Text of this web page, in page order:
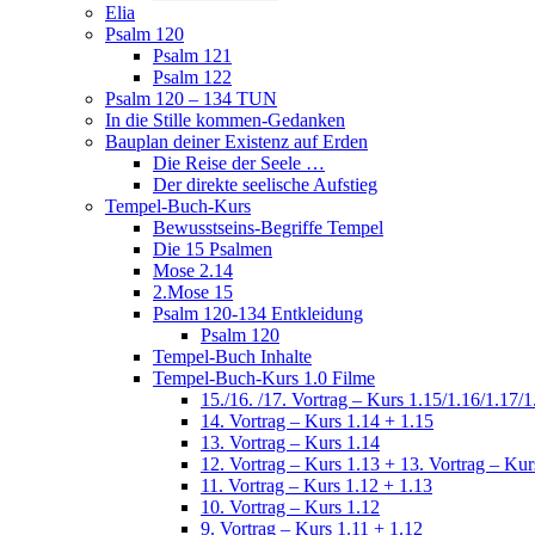
Elia
Psalm 120
Psalm 121
Psalm 122
Psalm 120 – 134 TUN
In die Stille kommen-Gedanken
Bauplan deiner Existenz auf Erden
Die Reise der Seele …
Der direkte seelische Aufstieg
Tempel-Buch-Kurs
Bewusstseins-Begriffe Tempel
Die 15 Psalmen
Mose 2.14
2.Mose 15
Psalm 120-134 Entkleidung
Psalm 120
Tempel-Buch Inhalte
Tempel-Buch-Kurs 1.0 Filme
15./16. /17. Vortrag – Kurs 1.15/1.16/1.17/
14. Vortrag – Kurs 1.14 + 1.15
13. Vortrag – Kurs 1.14
12. Vortrag – Kurs 1.13 + 13. Vortrag –
11. Vortrag – Kurs 1.12 + 1.13
10. Vortrag – Kurs 1.12
9. Vortrag – Kurs 1.11 + 1.12